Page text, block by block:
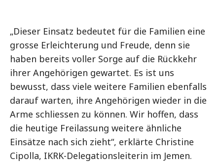
„Dieser Einsatz bedeutet für die Familien eine
grosse Erleichterung und Freude, denn sie
haben bereits voller Sorge auf die Rückkehr
ihrer Angehörigen gewartet. Es ist uns
bewusst, dass viele weitere Familien ebenfalls
darauf warten, ihre Angehörigen wieder in die
Arme schliessen zu können. Wir hoffen, dass
die heutige Freilassung weitere ähnliche
Einsätze nach sich zieht“, erklärte Christine
Cipolla, IKRK-Delegationsleiterin im Jemen.